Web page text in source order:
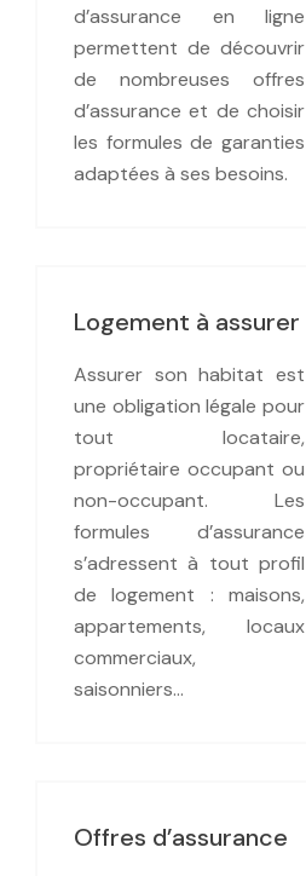
d’assurance en ligne
permettent de découvrir
de nombreuses offres
d’assurance et de choisir
les formules de garanties
adaptées à ses besoins.
Logement à assurer
Assurer son habitat est
une obligation légale pour
tout locataire,
propriétaire occupant ou
non-occupant. Les
formules d’assurance
s’adressent à tout profil
de logement : maisons,
appartements, locaux
commerciaux,
saisonniers…
Offres d’assurance